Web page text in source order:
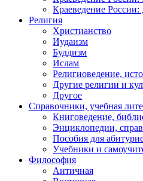
Краеведение России:
Религия
Христианство
Иудаизм
Буддизм
Ислам
Религиоведение,
Другие религии и
Другое
Справочники, учебная
Книговедение,
Энциклопедии,
Пособия для
Учебники и
Философия
Античная